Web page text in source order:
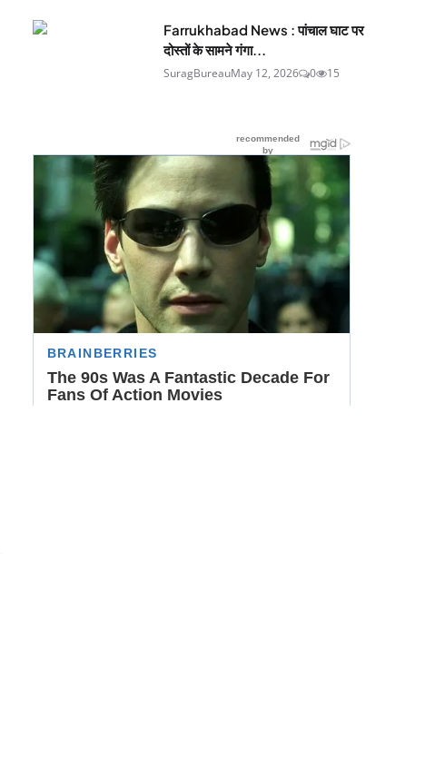
Farrukhabad News : पांचाल घाट पर
दोस्तों के सामने गंगा...
SuragBureauMay 12, 2026 0 15